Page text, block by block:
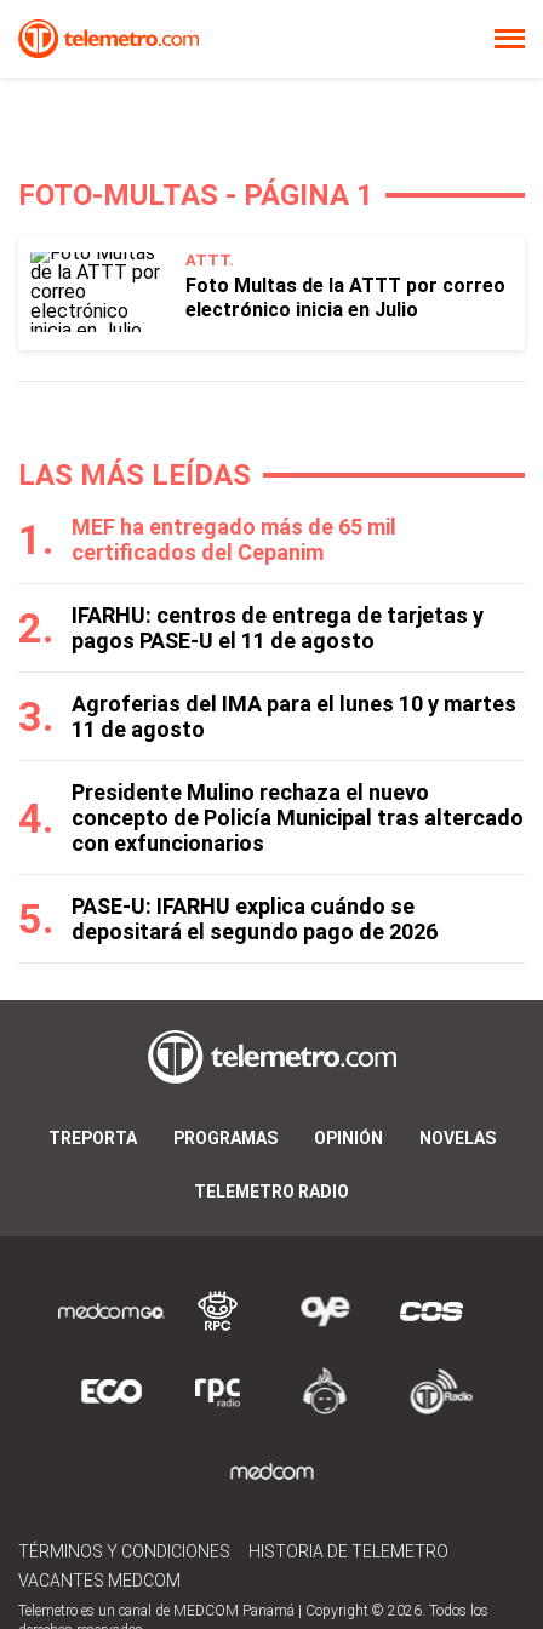
FOTO-MULTAS - PÁGINA 1
ATTT.
Foto Multas de la ATTT por correo
electrónico inicia en Julio
LAS MÁS LEÍDAS
MEF ha entregado más de 65 mil
certificados del Cepanim
IFARHU: centros de entrega de tarjetas y
pagos PASE-U el 11 de agosto
Agroferias del IMA para el lunes 10 y martes
11 de agosto
Presidente Mulino rechaza el nuevo
concepto de Policía Municipal tras altercado
con exfuncionarios
PASE-U: IFARHU explica cuándo se
depositará el segundo pago de 2026
TREPORTA PROGRAMAS OPINIÓN NOVELAS
TELEMETRO RADIO
TÉRMINOS Y CONDICIONES
HISTORIA DE TELEMETRO
VACANTES MEDCOM
Telemetro es un canal de MEDCOM Panamá | Copyright © 2026. Todos los